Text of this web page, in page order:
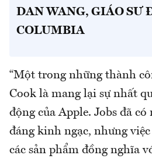
DAN WANG, GIÁO SƯ
COLUMBIA
“Một trong những thành
Cook là mang lại sự nhất
động của Apple. Jobs đã
đáng kinh ngạc, nhưng
các sản phẩm đồng nghĩa